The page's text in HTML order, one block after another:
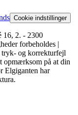
Cookie indstillinger
16, 2. - 2300
forbeholdes |
og korrekturfejl
opmærksom på at din
Elgiganten har